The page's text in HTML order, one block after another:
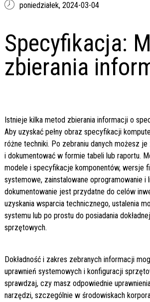
poniedziałek, 2024-03-04
Specyfikacja:
zbierania
Istnieje kilka metod zbierania informacji o
Aby uzyskać pełny obraz specyfikacji
różne techniki. Po zebraniu danych możesz
i dokumentować w formie tabeli lub raportu.
modele i specyfikacje komponentów, wersje
systemowe, zainstalowane oprogramowanie i
dokumentowanie jest przydatne do celów
uzyskania wsparcia technicznego, ustalenia
systemu lub po prostu do posiadania
sprzętowych.
Dokładność i zakres zebranych informacji
uprawnień systemowych i konfiguracji
sprawdzaj, czy masz odpowiednie
narzędzi, szczególnie w środowiskach